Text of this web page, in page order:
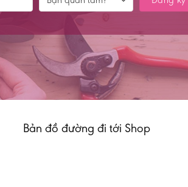
Bản đồ đường đi tới Shop